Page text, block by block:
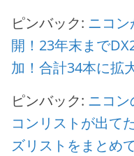
ピンバック: ニコ
開！23年末まで
加！合計34本に拡
ピンバック: ニコン
コンリストが出て
ズリストをまとめ